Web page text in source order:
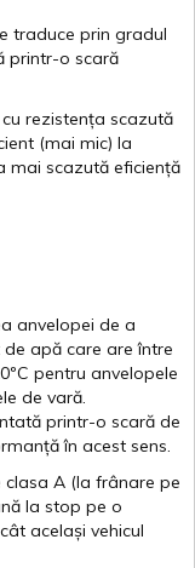
traduce prin gradul
printr-o scară
cu rezistența scazută
(mai mic) la
mai scazută eficiență
anvelopei de a
de apă care areîntre
pentru anvelopele
de vară.
printr-o scară de
în acest sens.
clasa A (la frânare pe
la stop pe o
același vehicul